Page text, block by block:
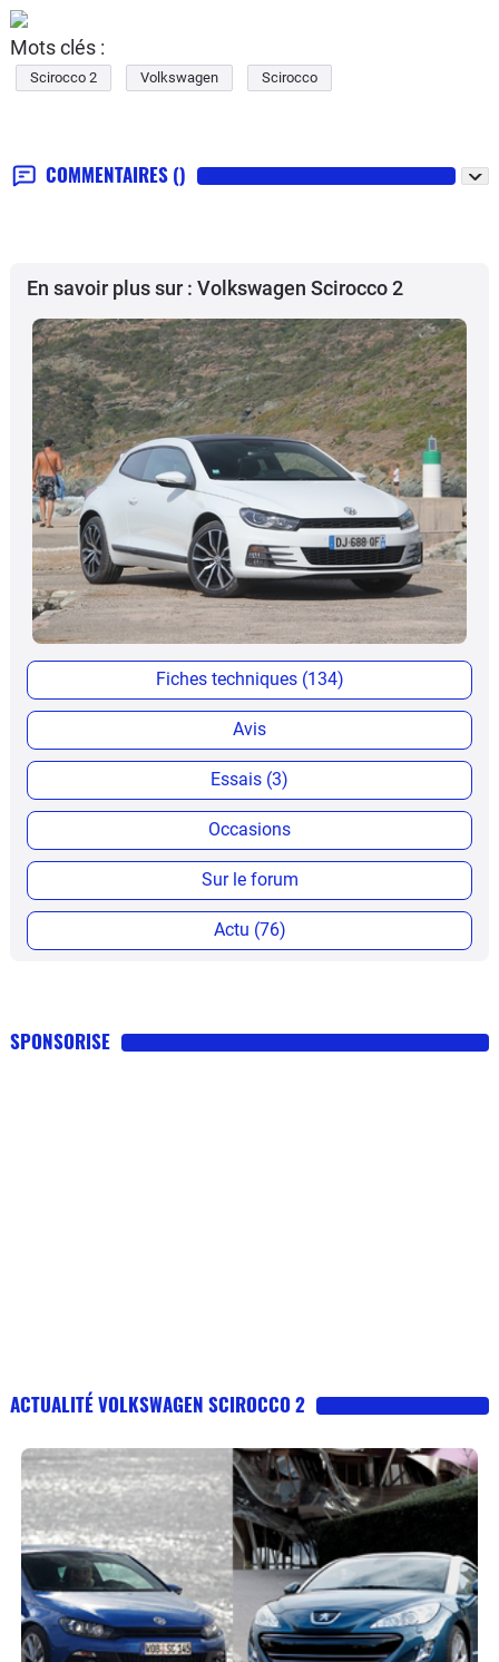
Mots clés :
Scirocco 2 Volkswagen Scirocco
COMMENTAIRES ()
En savoir plus sur : Volkswagen Scirocco 2
Fiches techniques (134)
Avis
Essais (3)
Occasions
Sur le forum
Actu (76)
SPONSORISE
ACTUALITÉ VOLKSWAGEN SCIROCCO 2